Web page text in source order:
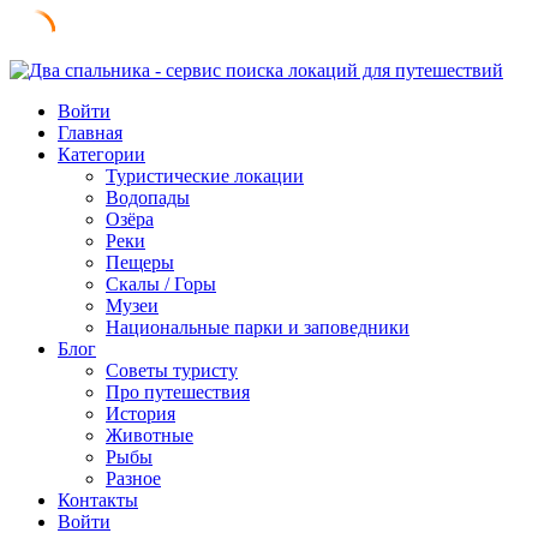
Skip
contentВойти
Главная
Категории
Туристические локации
Водопады
Озёра
Реки
Пещеры
Скалы / Горы
Музеи
Национальные парки и заповедники
Блог
Советы туристу
Про путешествия
История
Животные
Рыбы
Разное
Контакты
Войти